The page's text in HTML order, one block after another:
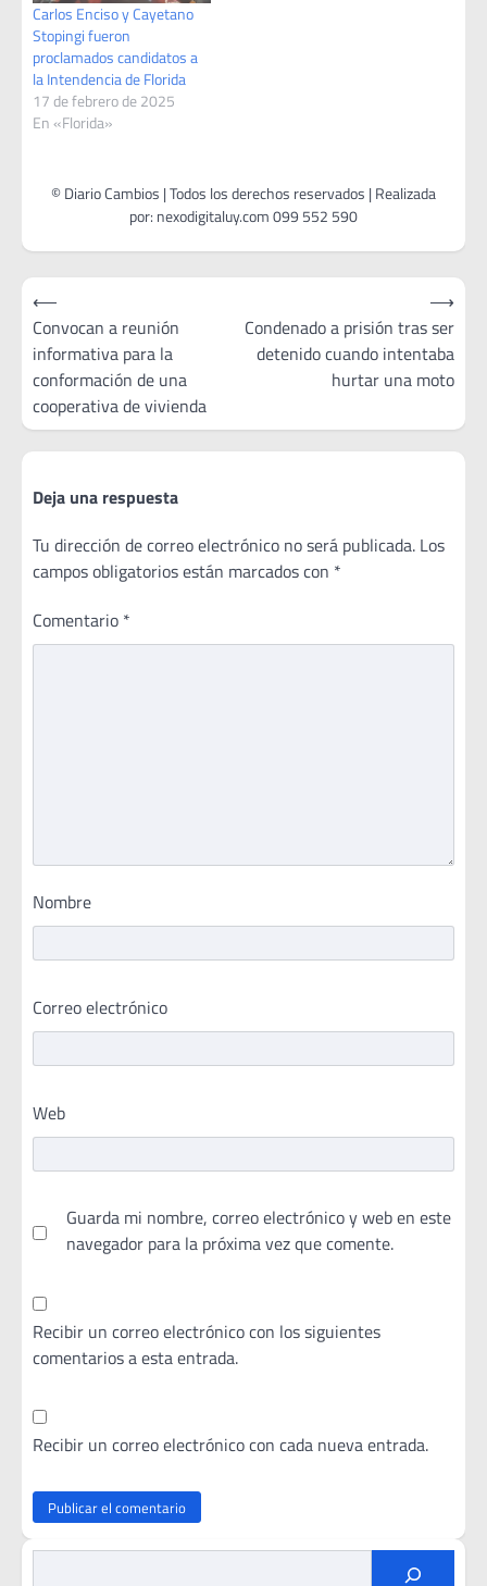
Carlos Enciso y Cayetano
Stopingi fueron
proclamados candidatos a
la Intendencia de Florida
17 de febrero de 2025
En «Florida»
Navegación
de
entradas
⟵
Convocan a reunión
informativa para la
conformación de una
cooperativa de vivienda
Condenado a prisión tras ser
detenido cuando intentaba
hurtar una moto
⟶
Deja una respuesta
Tu dirección de correo electrónico no será publicada. Los
campos obligatorios están marcados con *
Comentario *
Nombre
Correo electrónico
Web
Guarda mi nombre, correo electrónico y web en este
navegador para la próxima vez que comente.
Recibir un correo electrónico con los siguientes
comentarios a esta entrada.
Recibir un correo electrónico con cada nueva entrada.